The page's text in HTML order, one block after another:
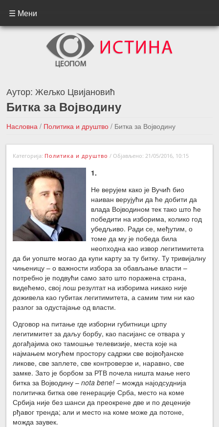
☰ Мени
Аутор: Жељко Цвијановић
Битка за Војводину
Насловна / Политика и друштво / Битка за Војводину
←Претходна вест
Следећа вест →
Категорија: Политика и друштво / Објављено: 21/05/2016, 10:15
1.
Не верујем како је Вучић био
наиван верујући да ће добити да
влада Војводином тек тако што ће
победити на изборима, колико год
убедљиво. Ради се, међутим, о
томе да му је победа била
неопходна као извор легитимитета
да би уопште могао да купи карту за ту битку. Ту тривијалну
чињеницу – о важности избора за обављање власти –
потребно је подвући само зато што поражена страна,
видећемо, свој лош резултат на изборима никако није
доживела као губитак легитимитета, а самим тим ни као
разлог за одустајање од власти.
Одговор на питање где изборни губитници црпу
легитимитет за даљу борбу, као пасијанс се отвара у
догађајима око тамошње телевизије, места које на
најмањем могућем простору садржи све војвођанске
ликове, све заплете, све контроверзе и, наравно, све
замке. Зато је борбом за РТВ почела ништа мање него
битка за Војводину –nota bene! – можда најодсуднија
политичка битка ове генерације Срба, место на коме
Србија није без шанси да преокрене две и по деценије
рђавог тренда; али и место на коме може да потоне,
можда заувек.